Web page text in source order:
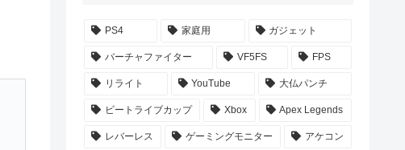
PS4 家庭用 ガジェット
バーチャファイター VF5FS FPS
リライト YouTube 大仏パンチ
ビートライブカップ Xbox Apex Legends
レバーレス ゲーミングモニター アケコン